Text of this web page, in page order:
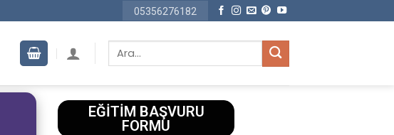
05356276182
EĞİTİM BAŞVURU
FORMU​